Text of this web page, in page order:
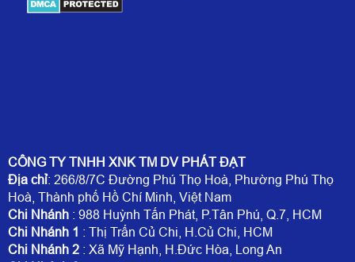
CÔNG TY TNHH XNK TM DV PHÁT ĐẠT
Địa chỉ: 266/8/7C Đường Phú Thọ Hoà, Phường Phú Thọ
Hoà, Thành phố Hồ Chí Minh, Việt Nam
Chi Nhánh : 988 Huỳnh Tấn Phát, P.Tân Phú, Q.7, HCM
Chi Nhánh 1 : Thị Trấn Củ Chi, H.Củ Chi, HCM
Chi Nhánh 2 : Xã Mỹ Hạnh, H.Đức Hòa, Long An